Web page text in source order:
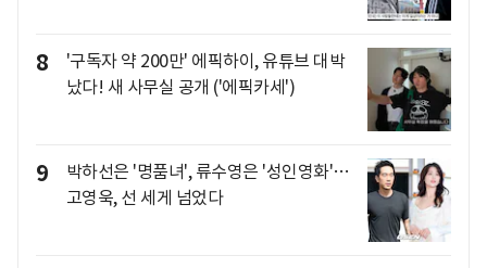
8
'구독자 약 200만' 에픽하이, 유튜브 대박
났다! 새 사무실 공개 ('에픽카세')
9
박하선은 '명품녀', 류수영은 '성인영화'…
고영욱, 선 세게 넘었다